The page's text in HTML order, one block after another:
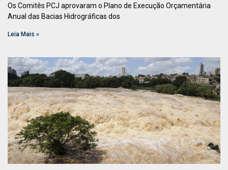
Os Comitês PCJ aprovaram o Plano de Execução Orçamentária
Anual das Bacias Hidrográficas dos
Leia Mais »